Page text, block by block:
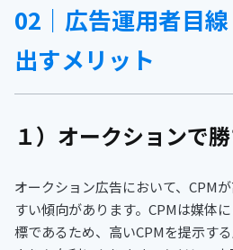
02｜広告運用者目
出すメリット
１）オークションで
オークション広告において、CPM
すい傾向があります。CPMは媒体
標であるため、高いCPMを提示す